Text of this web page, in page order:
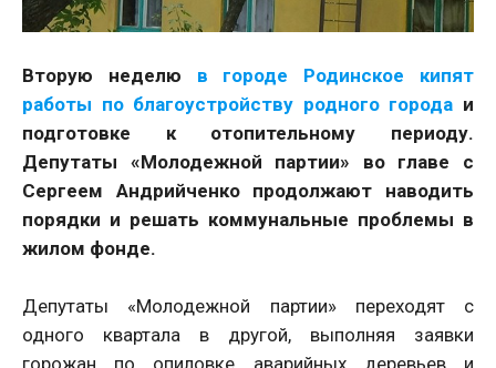
Вторую неделю в городе Родинское кипят
работы по благоустройству родного города и
подготовке к отопительному периоду.
Депутаты «Молодежной партии» во главе с
Сергеем Андрийченко продолжают наводить
порядки и решать коммунальные проблемы в
жилом фонде.
Депутаты «Молодежной партии» переходят с
одного квартала в другой, выполняя заявки